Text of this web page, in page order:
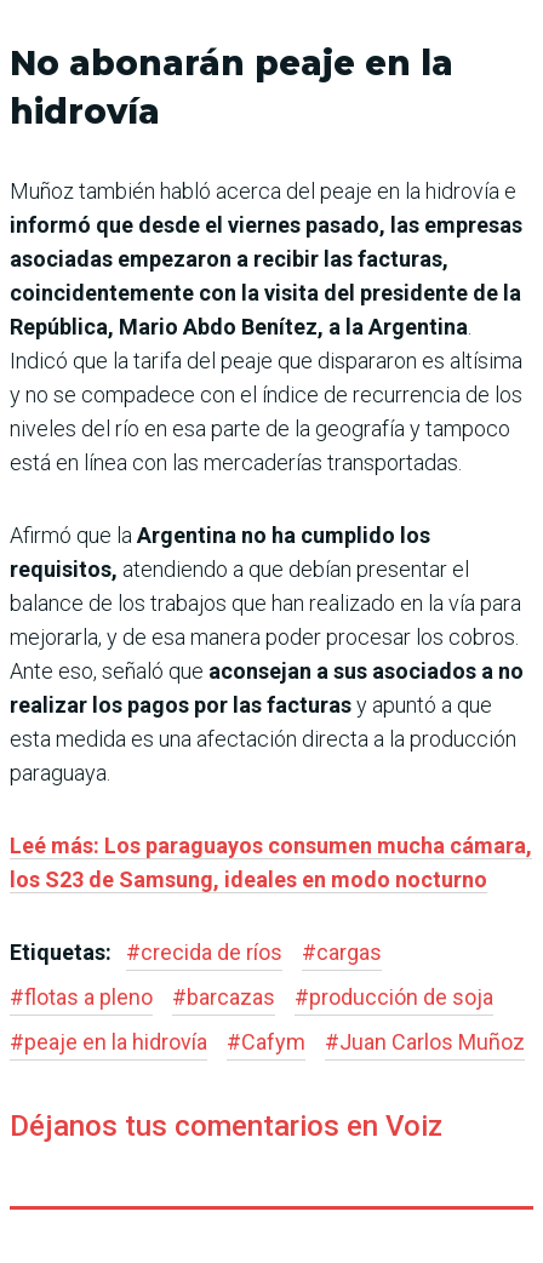
No abonarán peaje en la
hidrovía
Muñoz también habló acerca del peaje en la hidrovía e
informó que desde el viernes pasado, las empresas
asociadas empezaron a recibir las facturas,
coincidentemente con la visita del presidente de la
República, Mario Abdo Benítez, a la Argentina
Indicó que la tarifa del peaje que dispararon es altísima
y no se compadece con el índice de recurrencia de los
niveles del río en esa parte de la geografía y tampoco
está en línea con las mercaderías transportadas.
Afirmó que la Argentina no ha cumplido los
requisitos, atendiendo a que debían presentar el
balance de los trabajos que han realizado en la vía para
mejorarla, y de esa manera poder procesar los cobros.
Ante eso, señaló que aconsejan a sus asociados a no
realizar los pagos por las facturasy apuntó a que
esta medida es una afectación directa a la producción
paraguaya.
Leé más: Los paraguayos consumen mucha cámara,
los S23 de Samsung, ideales en modo nocturno
Etiquetas: #crecida de ríos #cargas
#flotas a pleno #barcazas #producción de soja
#peaje en la hidrovía #Cafym #Juan Carlos Muñoz
Déjanos tus comentarios en Voiz